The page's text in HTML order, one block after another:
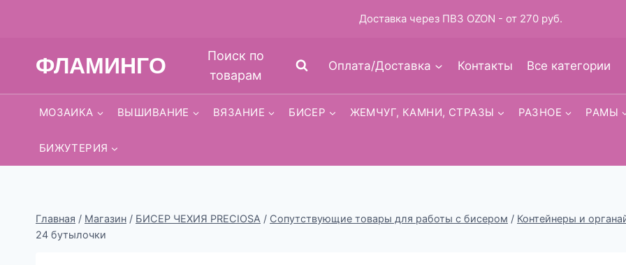
ФЛАМИНГО
Поиск по
товарам
Оплата/Доставка Контакты Все категории
МОЗАИКА ВЫШИВАНИЕ ВЯЗАНИЕ БИСЕР ЖЕМЧУГ, КАМНИ, СТРАЗЫ РАЗНОЕ РАМЫ
БИЖУТЕРИЯ
Главная / Магазин / БИСЕР ЧЕХИЯ PRECIOSA / Сопутствующие товары для работы с бисером / Контейнеры и
24 бутылочки
Доставка через ПВЗ OZON - от 270 руб.